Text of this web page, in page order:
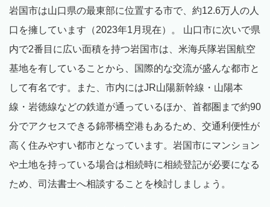
岩国市は山口県の最東部に位置する市で、約12.6万人の人
口を擁しています（2023年1月現在）。 山口市に次いで県
内で2番目に広い面積を持つ岩国市は、米海兵隊岩国航空
基地を有していることから、国際的な交流が盛んな都市と
して有名です。また、市内にはJR山陽新幹線・山陽本
線・岩徳線などの鉄道が通っているほか、首都圏まで約90
分でアクセスできる錦帯橋空港もあるため、交通利便性が
高く住みやすい都市となっています。岩国市にマンション
や土地を持っている場合は相続時に相続登記が必要になる
ため、司法書士へ相談することを検討しましょう。